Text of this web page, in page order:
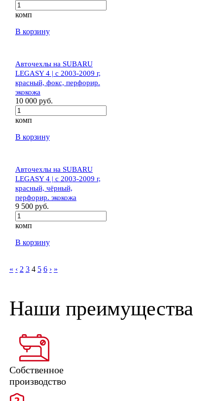
комп
В корзину
Авточехлы на SUBARU
LEGASY 4 | c 2003-2009 г,
красный, фокс, перфорир.
экокожа
10 000 руб.
комп
В корзину
Авточехлы на SUBARU
LEGASY 4 | c 2003-2009 г,
красный, чёрный,
перфорир. экокожа
9 500 руб.
комп
В корзину
« ‹ 2 3 4 5 6 › »
Наши преимущества
Собственное
производство